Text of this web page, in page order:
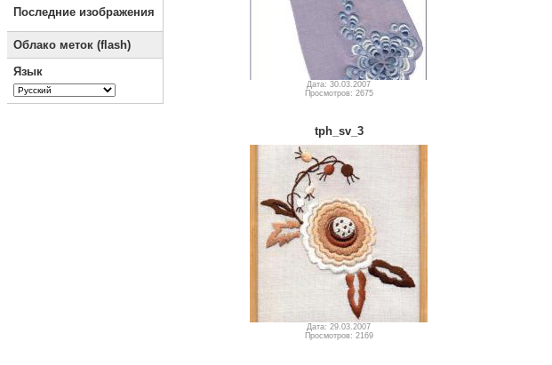
Последние изображения
Облако меток (flash)
Язык
Дата: 30.03.2007
Просмотров: 2675
tph_sv_3
Дата: 29.03.2007
Просмотров: 2169